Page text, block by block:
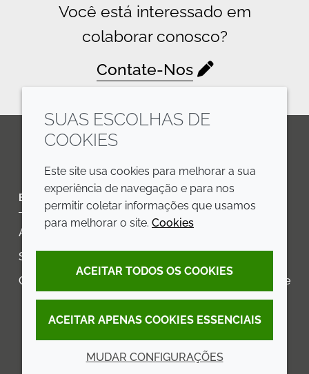
Você está interessado em
colaborar conosco?
Contate-Nos
LinkedInYoutubeLine
EMPRESA
Annual Report
Sustainability Report
Croda.com
LEGAL
Termos e condições
Declaração de Acessibilidade
SUAS ESCOLHAS DE
COOKIES
Este site usa cookies para melhorar a sua
experiência de navegação e para nos
permitir coletar informações que usamos
para melhorar o site. Cookies
ACEITAR TODOS OS COOKIES
ACEITAR APENAS COOKIES ESSENCIAIS
MUDAR CONFIGURAÇÕES